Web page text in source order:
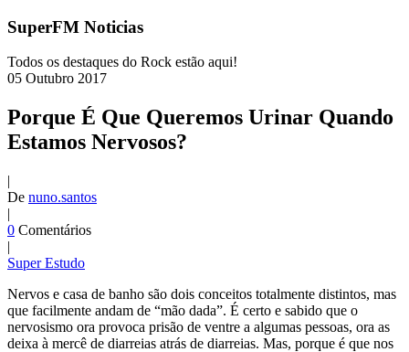
SuperFM Noticias
Todos os destaques do Rock estão aqui!
05 Outubro 2017
Porque É Que Queremos Urinar Quando
Estamos Nervosos?
|
De nuno.santos
|
0 Comentários
|
Super Estudo
Nervos e casa de banho são dois conceitos totalmente distintos, mas
que facilmente andam de “mão dada”. É certo e sabido que o
nervosismo ora provoca prisão de ventre a algumas pessoas, ora as
deixa à mercê de diarreias atrás de diarreias. Mas, porque é que nos